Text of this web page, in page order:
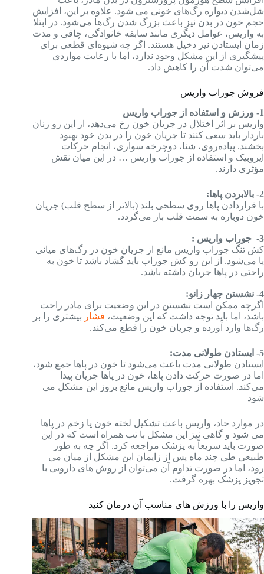
شل‌شدن دیواره رگ‌های خونی می شود. علاوه بر این، افزایش
حجم خون در بدن نیز باعث بزرگ شدن رگ‌ها می‌شود. در ابتلا
به واریس، عوامل دیگری مانند سابقه خانوادگی، چاقی و مدت
زمان ایستادن نیز دخیل هستند. اگر چه شیوه‌ای قطعی برای
پیشگیری از این مشکل وجود ندارد، اما با رعایت مواردی
می‌توان شدت آن را کاهش داد.
فروش جوراب واریس
1- ورزش و استفاده از جوراب واریس
واریس بر اثر اختلال در جریان خون رخ می‌دهد، از این رو زنان
باردار باید سعی کنند تا جریان خون را در بدن خود بهبود
بخشند. پیاده‌روی، شنا، دوچرخه سواری، انجام حرکات
ایروبیک و استفاده از جوراب واریس … در این میان نقش
مؤثری دارند.
2- بالابردن پاها:
با قراردادن پاها روی سطحی بلند (بالاتر از سطح قلب) جریان
خون دوباره به سمت قلب باز می‌گردد.
3- جوراب واریس :
کش تنگ جوراب واریس مانع از جریان خون در رگ‌های میانی
پا می‌شود. از این رو کش جوراب باید گشاد باشد تا خون به
راحتی در پاها جریان داشته باشد.
4- نشستن چهار زانو:
اگرچه ممکن است نشستن در این وضعیت برای مادر راحت
باشد، اما باید توجه داشت که این وضعیت، فشار بیشتری را بر
رگ‌ها وارد آورده و جریان خون را قطع می‌کند.
5- ایستادن طولانی مدت:
ایستادن طولانی مدت باعث می‌شود تا خون در پاها جمع شود،
اما در صورت حرکت دادن پاها، خون در پاها جریان پیدا
می‌کند. استفاده از جوراب واریس مانع بروز این مشکل می
شود
در موارد حاد، واریس باعث تشکیل لخته خون یا زخم در پاها
می‌ شود و گاهی نیز این مشکل با تب همراه است که در این
صورت باید سریعاً به پزشک مراجعه کرد. اگر چه به طور
طبیعی طی چند ماه پس از زایمان این مشکل از میان می‌
رود، اما در صورت تداوم آن می‌توان از روش‌ های دارویی با
تجویز پزشک بهره گرفت.
واریس را با ورزش های مناسب آن درمان کنید